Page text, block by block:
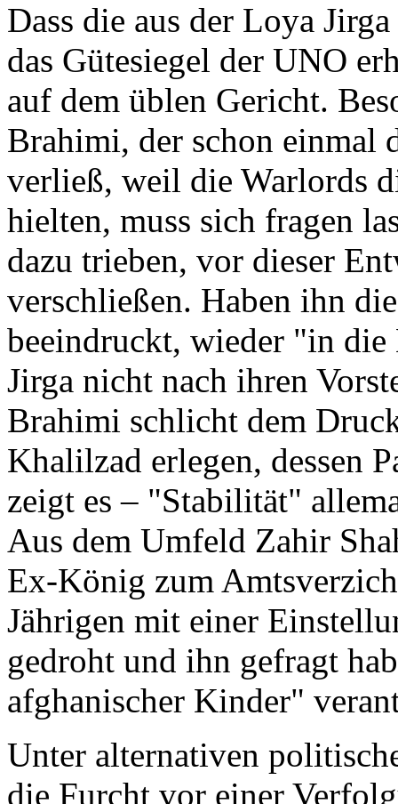
Dass die aus der Loya
das Gütesiegel der UNO
auf dem üblen Gericht.
Brahimi, der schon einmal
verließ, weil die Warlords
hielten, muss sich fragen
dazu trieben, vor dieser
verschließen. Haben ihn
beeindruckt, wieder "in die
Jirga nicht nach ihren
Brahimi schlicht dem
Khalilzad erlegen, dessen
zeigt es – "Stabilität"
Aus dem Umfeld Zahir
Ex-König zum
Jährigen mit einer
gedroht und ihn gefragt
afghanischer Kinder"
Unter alternativen
die Furcht vor einer